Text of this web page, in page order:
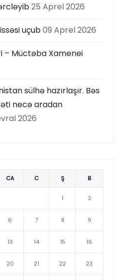
25 Aprel 2026
uçub09 Aprel 2026
– Müctəba Xamenei
sülhə hazırlaşır. Bəs
necə aradan
2026
CA C Ş B
1 2
6 7 8 9
13 14 15 16
20 21 22 23